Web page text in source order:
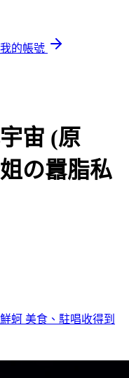
我的帳號
宙 (原
の囂脂私
蚵 美食、駐唱收得到